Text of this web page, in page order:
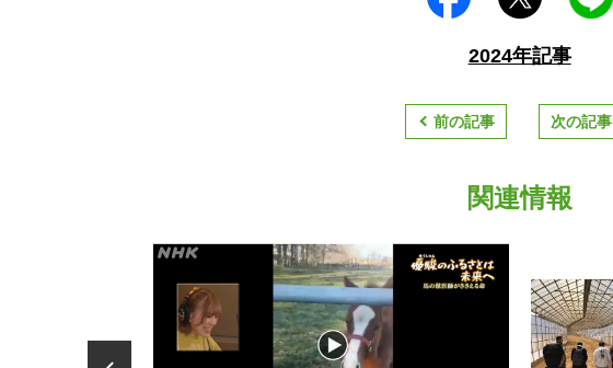
2024年記事
前の記事 次の記事
関連情報